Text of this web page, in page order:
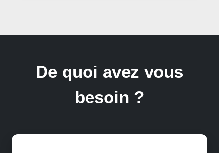
De quoi avez vous
besoin ?